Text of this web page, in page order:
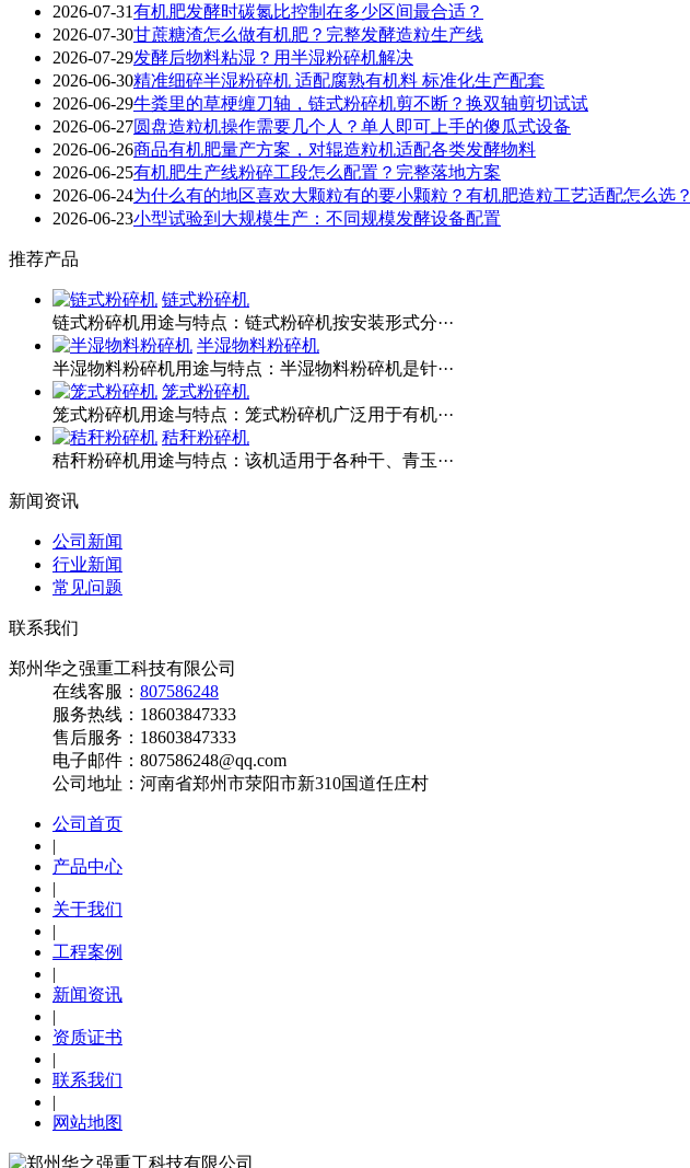
2026-07-31有机肥发酵时碳氮比控制在多少区间最合适？
2026-07-30甘蔗糖渣怎么做有机肥？完整发酵造粒生产线
2026-07-29发酵后物料粘湿？用半湿粉碎机解决
2026-06-30精准细碎半湿粉碎机 适配腐熟有机料 标准化生产配套
2026-06-29牛粪里的草梗缠刀轴，链式粉碎机剪不断？换双轴剪切试试
2026-06-27圆盘造粒机操作需要几个人？单人即可上手的傻瓜式设备
2026-06-26商品有机肥量产方案，对辊造粒机适配各类发酵物料
2026-06-25有机肥生产线粉碎工段怎么配置？完整落地方案
2026-06-24为什么有的地区喜欢大颗粒有的要小颗粒？有机肥造粒工艺适配怎么选？
2026-06-23小型试验到大规模生产：不同规模发酵设备配置
推荐产品
链式粉碎机
链式粉碎机用途与特点：链式粉碎机按安装形式分···
半湿物料粉碎机
半湿物料粉碎机用途与特点：半湿物料粉碎机是针···
笼式粉碎机
笼式粉碎机用途与特点：笼式粉碎机广泛用于有机···
秸秆粉碎机
秸秆粉碎机用途与特点：该机适用于各种干、青玉···
新闻资讯
公司新闻
行业新闻
常见问题
联系我们
郑州华之强重工科技有限公司
在线客服： 807586248
服务热线： 18603847333
售后服务： 18603847333
电子邮件： 807586248@qq.com‬‬
公司地址： 河南省郑州市荥阳市新310国道任庄村
公司首页
|
产品中心
|
关于我们
|
工程案例
|
新闻资讯
|
资质证书
|
联系我们
|
网站地图